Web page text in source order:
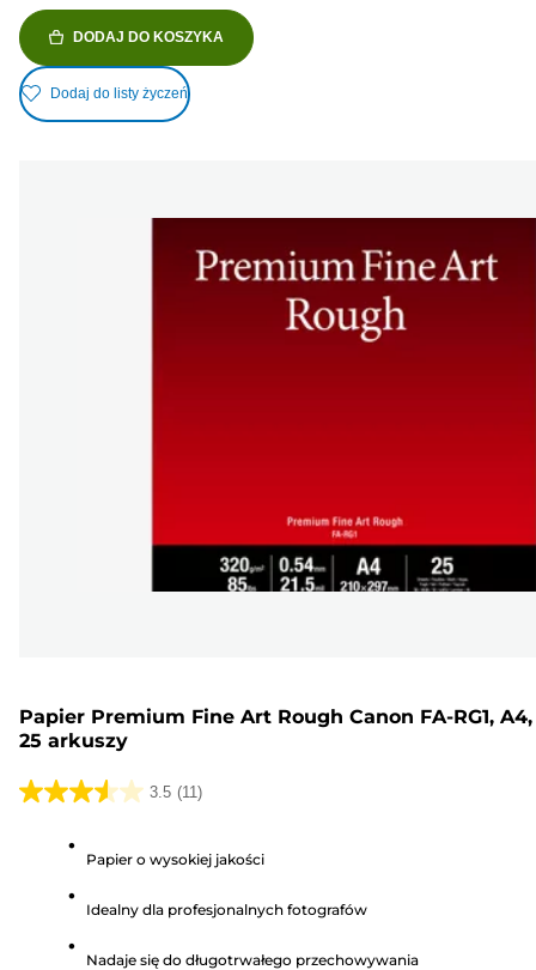
DODAJ DO KOSZYKA
Dodaj do listy życzeń
Papier Premium Fine Art Rough Canon FA-RG1, A4,
25 arkuszy
3.5 (11)
3.5
gwiazdek.
Recenzji
Papier o wysokiej jakości
Idealny dla profesjonalnych fotografów
Nadaje się do długotrwałego przechowywania